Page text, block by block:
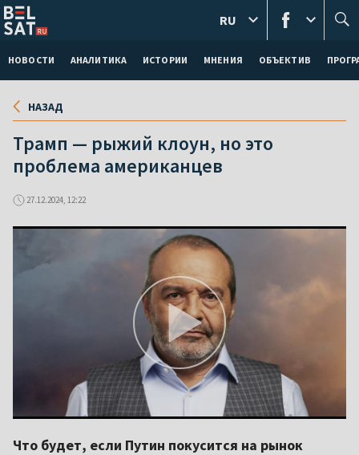
НОВОСТИ АНАЛИТИКА ИСТОРИИ МНЕНИЯ ОБЪЕКТИВ
RU
НАЗАД
Трамп — рыжий клоун, но это
проблема американцев
27.12.2024, 12:22
Что будет, если Путин покусится на рынок